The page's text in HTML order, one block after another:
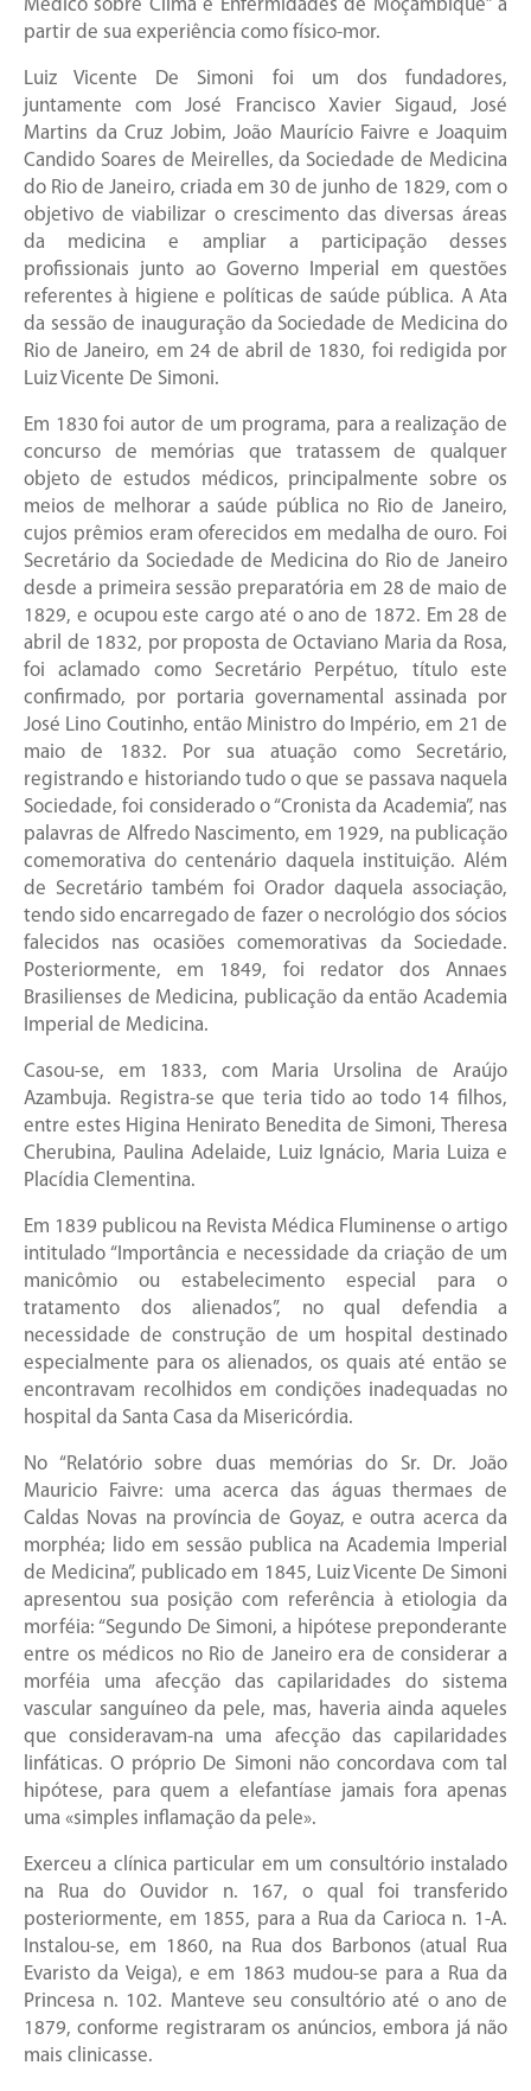
Medico sobre Clima e Enfermidades de Moçambique” a
partir de sua experiência como físico-mor.
Luiz Vicente De Simoni foi um dos fundadores,
juntamente com José Francisco Xavier Sigaud, José
Martins da Cruz Jobim, João Maurício Faivre e Joaquim
Candido Soares de Meirelles, da Sociedade de Medicina
do Rio de Janeiro, criada em 30 de junho de 1829, com o
objetivo de viabilizar o crescimento das diversas áreas
da medicina e ampliar a participação desses
profissionais junto ao Governo Imperial em questões
referentes à higiene e políticas de saúde pública. A Ata
da sessão de inauguração da Sociedade de Medicina do
Rio de Janeiro, em 24 de abril de 1830, foi redigida por
Luiz Vicente De Simoni.
Em 1830 foi autor de um programa, para a realização de
concurso de memórias que tratassem de qualquer
objeto de estudos médicos, principalmente sobre os
meios de melhorar a saúde pública no Rio de Janeiro,
cujos prêmios eram oferecidos em medalha de ouro. Foi
Secretário da Sociedade de Medicina do Rio de Janeiro
desde a primeira sessão preparatória em 28 de maio de
1829, e ocupou este cargo até o ano de 1872. Em 28 de
abril de 1832, por proposta de Octaviano Maria da Rosa,
foi aclamado como Secretário Perpétuo, título este
confirmado, por portaria governamental assinada por
José Lino Coutinho, então Ministro do Império, em 21 de
maio de 1832. Por sua atuação como Secretário,
registrando e historiando tudo o que se passava naquela
Sociedade, foi considerado o “Cronista da Academia”, nas
palavras de Alfredo Nascimento, em 1929, na publicação
comemorativa do centenário daquela instituição. Além
de Secretário também foi Orador daquela associação,
tendo sido encarregado de fazer o necrológio dos sócios
falecidos nas ocasiões comemorativas da Sociedade.
Posteriormente, em 1849, foi redator dos Annaes
Brasilienses de Medicina, publicação da então Academia
Imperial de Medicina.
Casou-se, em 1833, com Maria Ursolina de Araújo
Azambuja. Registra-se que teria tido ao todo 14 filhos,
entre estes Higina Henirato Benedita de Simoni, Theresa
Cherubina, Paulina Adelaide, Luiz Ignácio, Maria Luiza e
Placídia Clementina.
Em 1839 publicou na Revista Médica Fluminense o artigo
intitulado “Importância e necessidade da criação de um
manicômio ou estabelecimento especial para o
tratamento dos alienados”, no qual defendia a
necessidade de construção de um hospital destinado
especialmente para os alienados, os quais até então se
encontravam recolhidos em condições inadequadas no
hospital da Santa Casa da Misericórdia.
No “Relatório sobre duas memórias do Sr. Dr. João
Mauricio Faivre: uma acerca das águas thermaes de
Caldas Novas na província de Goyaz, e outra acerca da
morphéa; lido em sessão publica na Academia Imperial
de Medicina”, publicado em 1845, Luiz Vicente De Simoni
apresentou sua posição com referência à etiologia da
morféia: “Segundo De Simoni, a hipótese preponderante
entre os médicos no Rio de Janeiro era de considerar a
morféia uma afecção das capilaridades do sistema
vascular sanguíneo da pele, mas, haveria ainda aqueles
que consideravam-na uma afecção das capilaridades
linfáticas. O próprio De Simoni não concordava com tal
hipótese, para quem a elefantíase jamais fora apenas
uma «simples inflamação da pele».
Exerceu a clínica particular em um consultório instalado
na Rua do Ouvidor n. 167, o qual foi transferido
posteriormente, em 1855, para a Rua da Carioca n. 1-A.
Instalou-se, em 1860, na Rua dos Barbonos (atual Rua
Evaristo da Veiga), e em 1863 mudou-se para a Rua da
Princesa n. 102. Manteve seu consultório até o ano de
1879, conforme registraram os anúncios, embora já não
mais clinicasse.